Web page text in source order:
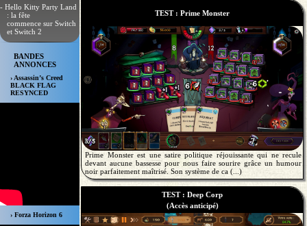
- Hello Kitty Party Land
: la fête
commence sur Switch
et Switch 2
BANDES
ANNONCES
› Assassin’s Creed
BLACK FLAG
RESYNCED
› Forza Horizon 6
TEST : Prime Monster
Prime Monster est une satire politique réjouissante qui ne recule
devant aucune bassesse pour nous faire sourire grâce un humour
noir parfaitement maîtrisé. Son système de ca (...)
TEST : Deep Corp
(Accès anticipé)